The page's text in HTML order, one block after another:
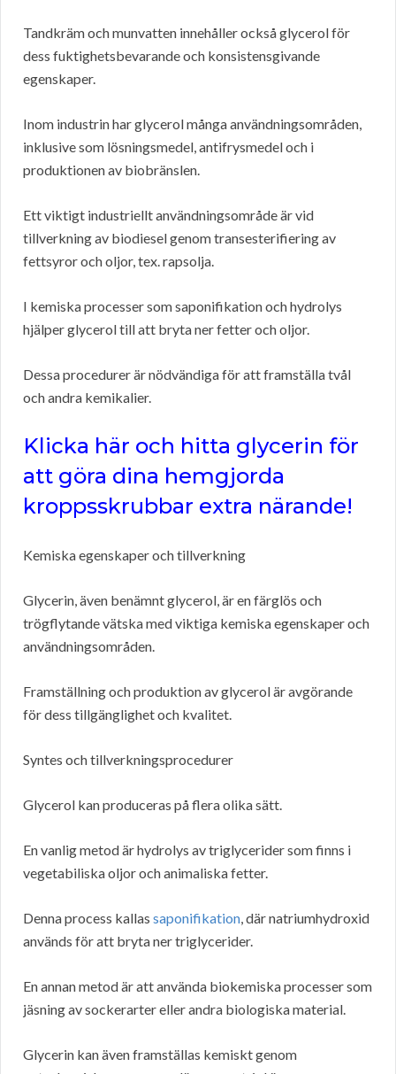
Tandkräm och munvatten innehåller också glycerol för
dess fuktighetsbevarande och konsistensgivande
egenskaper.
Inom industrin har glycerol många användningsområden,
inklusive som lösningsmedel, antifrysmedel och i
produktionen av biobränslen.
Ett viktigt industriellt användningsområde är vid
tillverkning av biodiesel genom transesterifiering av
fettsyror och oljor, tex. rapsolja.
I kemiska processer som saponifikation och hydrolys
hjälper glycerol till att bryta ner fetter och oljor.
Dessa procedurer är nödvändiga för att framställa tvål
och andra kemikalier.
Klicka här och hitta glycerin för
att göra dina hemgjorda
kroppsskrubbar extra närande!
Kemiska egenskaper och tillverkning
Glycerin, även benämnt glycerol, är en färglös och
trögflytande vätska med viktiga kemiska egenskaper och
användningsområden.
Framställning och produktion av glycerol är avgörande
för dess tillgänglighet och kvalitet.
Syntes och tillverkningsprocedurer
Glycerol kan produceras på flera olika sätt.
En vanlig metod är hydrolys av triglycerider som finns i
vegetabiliska oljor och animaliska fetter.
Denna process kallas saponifikation, där natriumhydroxid
används för att bryta ner triglycerider.
En annan metod är att använda biokemiska processer som
jäsning av sockerarter eller andra biologiska material.
Glycerin kan även framställas kemiskt genom